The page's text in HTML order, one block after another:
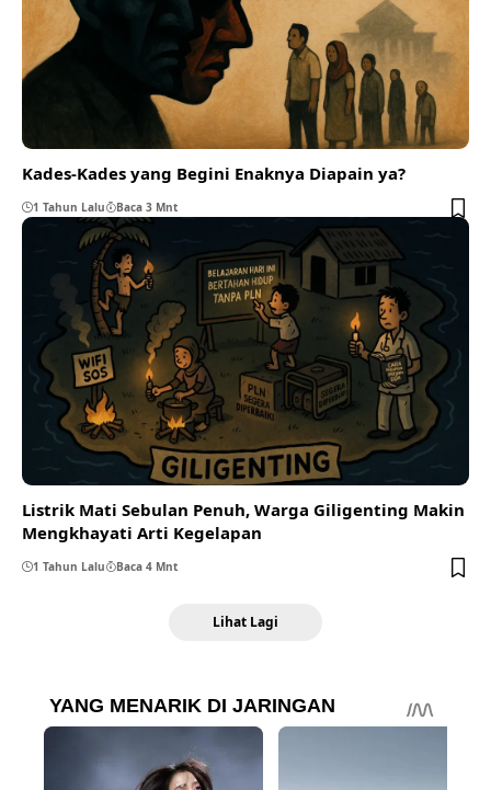
Kades-Kades yang Begini Enaknya Diapain ya?
1 Tahun Lalu Baca 3 Mnt
Listrik Mati Sebulan Penuh, Warga Giligenting Makin
Mengkhayati Arti Kegelapan
1 Tahun Lalu Baca 4 Mnt
Lihat Lagi